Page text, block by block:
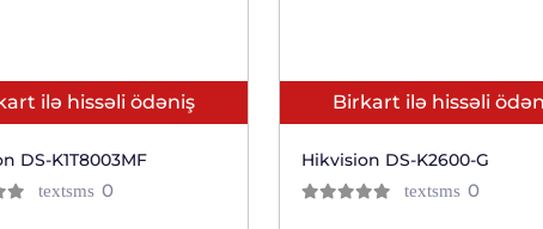
ilə hissəli ödəniş
DS-K1T8003MF
textsms 0отзывов
Birkart ilə hissəli
Hikvision DS-K2600-G
textsms 0